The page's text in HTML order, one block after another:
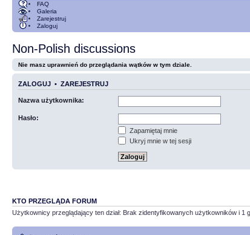
FAQ
Galeria
Zarejestruj
Zaloguj
Non-Polish discussions
Nie masz uprawnień do przeglądania wątków w tym dziale.
ZALOGUJ • ZAREJESTRUJ
Nazwa użytkownika:
Hasło:
Zapamiętaj mnie
Ukryj mnie w tej sesji
KTO PRZEGLĄDA FORUM
Użytkownicy przeglądający ten dział: Brak zidentyfikowanych użytkowników i 1